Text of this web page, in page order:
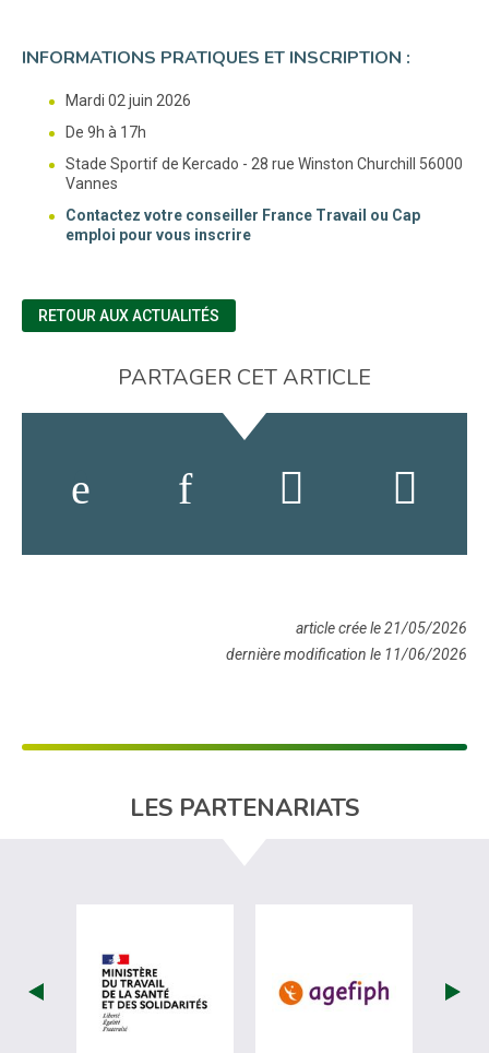
INFORMATIONS PRATIQUES ET INSCRIPTION :
Mardi 02 juin 2026
De 9h à 17h
Stade Sportif de Kercado - 28 rue Winston Churchill 56000
Vannes
Contactez votre conseiller France Travail ou Cap
emploi pour vous inscrire
RETOUR AUX ACTUALITÉS
PARTAGER CET ARTICLE
article crée le 21/05/2026
dernière modification le 11/06/2026
LES PARTENARIATS
visiter les site de Ministère du travail
visiter les